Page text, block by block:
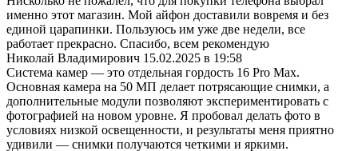
именно этот магазин. Мой айфон доставили вовремя и без
единой царапинки. Пользуюсь им уже две недели, все
работает прекрасно. Спасибо, всем рекомендую
Николай Владимирович 15.02.2025 в 19:58
Система камер — это отдельная гордость 16 Pro Max.
Основная камера на 50 МП делает потрясающие снимки, а
дополнительные модули позволяют экспериментировать с
фотографией на новом уровне. Я пробовал делать фото в
условиях низкой освещенности, и результаты меня приятно
удивили — снимки получаются четкими и яркими.